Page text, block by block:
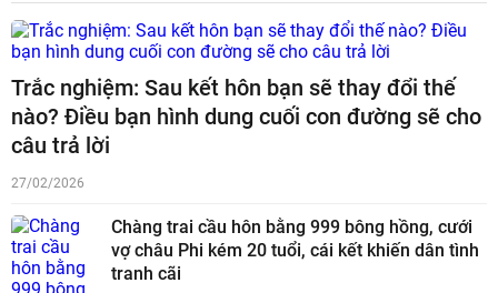
Trắc nghiệm: Sau kết hôn bạn sẽ thay đổi thế
nào? Điều bạn hình dung cuối con đường sẽ cho
câu trả lời
27/02/2026
Chàng trai cầu hôn bằng 999 bông hồng, cưới
vợ châu Phi kém 20 tuổi, cái kết khiến dân tình
tranh cãi